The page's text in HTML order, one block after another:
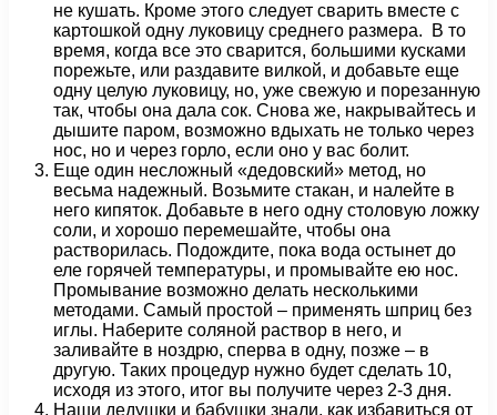
не кушать. Кроме этого следует сварить вместе с
картошкой одну луковицу среднего размера. В то
время, когда все это сварится, большими кусками
порежьте, или раздавите вилкой, и добавьте еще
одну целую луковицу, но, уже свежую и порезанную
так, чтобы она дала сок. Снова же, накрывайтесь и
дышите паром, возможно вдыхать не только через
нос, но и через горло, если оно у вас болит.
Еще один несложный «дедовский» метод, но
весьма надежный. Возьмите стакан, и налейте в
него кипяток. Добавьте в него одну столовую ложку
соли, и хорошо перемешайте, чтобы она
растворилась. Подождите, пока вода остынет до
еле горячей температуры, и промывайте ею нос.
Промывание возможно делать несколькими
методами. Самый простой – применять шприц без
иглы. Наберите соляной раствор в него, и
заливайте в ноздрю, сперва в одну, позже – в
другую. Таких процедур нужно будет сделать 10,
исходя из этого, итог вы получите через 2-3 дня.
Наши дедушки и бабушки знали, как избавиться от